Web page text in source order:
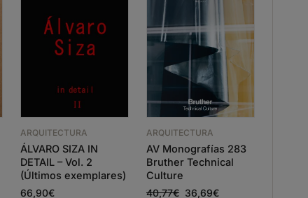
ARQUITECTURA
ÁLVARO SIZA IN
DETAIL – Vol. 2
(Últimos exemplares)
66,90€
ARQUITECTURA
AV Monografías 283
Bruther Technical
Culture
40,77€ 36,69€